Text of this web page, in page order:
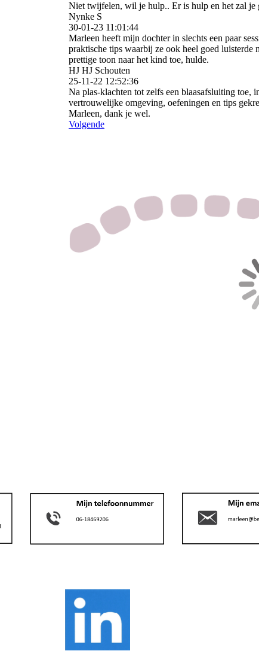
Niet twijfelen, wil je hulp.. Er is hulp en het zal je
Nynke S
30-01-23 11:01:44
Marleen heeft mijn dochter in slechts een paar
praktische tips waarbij ze ook heel goed luisterde
prettige toon naar het kind toe, hulde.
HJ HJ Schouten
25-11-22 12:52:36
Na plas-klachten tot zelfs een blaasafsluiting toe,
vertrouwelijke omgeving, oefeningen en tips
Marleen, dank je wel.
Volgende